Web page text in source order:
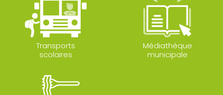
Transports
scolaires
Médiathèque
municipale